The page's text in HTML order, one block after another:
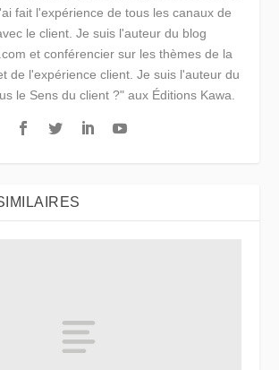
fait l'expérience de tous les canaux de
le client. Je suis l'auteur du blog
et conférencier sur les thèmes de la
de l'expérience client. Je suis l'auteur du
le Sens du client ?" aux Éditions Kawa.